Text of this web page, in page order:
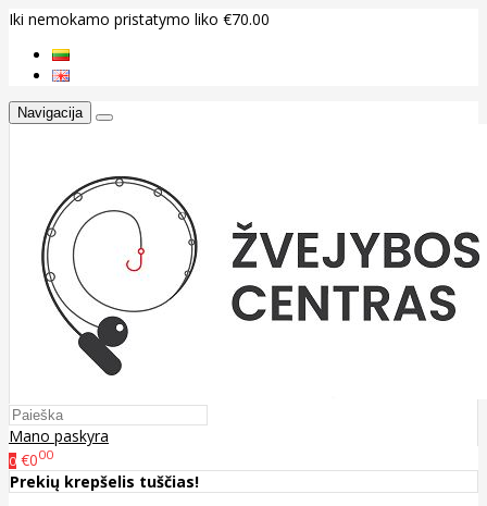
Iki nemokamo pristatymo liko €70.00
Navigacija
Mano paskyra
0 €000
Prekių krepšelis tuščias!